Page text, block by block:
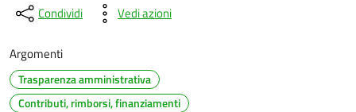
Condividi Vedi azioni
Argomenti
Trasparenza amministrativa
Contributi, rimborsi, finanziamenti